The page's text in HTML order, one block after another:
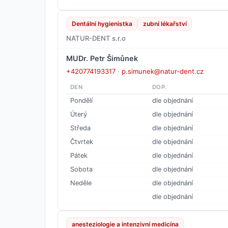
Dentální hygienistka zubní lékařství
NATUR-DENT s.r.o
MUDr. Petr Šimůnek
+420774193317 · p.simunek@natur-dent.cz
DEN DOP.
Pondělí
dle objednání
Úterý
dle objednání
Středa
dle objednání
Čtvrtek
dle objednání
Pátek
dle objednání
Sobota
dle objednání
Neděle
dle objednání
dle objednání
anesteziologie a intenzivní medicína